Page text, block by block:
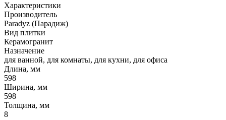
Характеристики
Производитель
Paradyz (Парадиж)
Вид плитки
Керамогранит
Назначение
для ванной, для комнаты, для кухни, для офиса
Длина, мм
598
Ширина, мм
598
Толщина, мм
8